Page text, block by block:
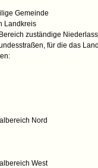
Gemeinde
Landkreis
zuständige
für die das
Nord
West